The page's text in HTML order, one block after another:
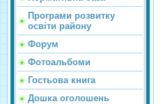
Програми розвитку
освіти району
Форум
Фотоальбоми
Гостьова книга
Дошка оголошень